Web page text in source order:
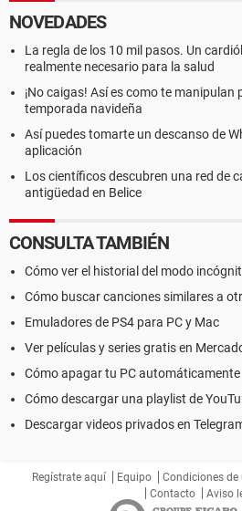
NOVEDADES
La regla de los 10 mil pasos. Un
realmente necesario para la salud
¡No caigas! Así es como te manipulan
temporada navideña
Así puedes tomarte un descanso de
aplicación
Los científicos descubren una red de
antigüedad en Belice
CONSULTA TAMBIÉN
Cómo ver el historial del modo
Cómo buscar canciones similares a
Emuladores de PS4 para PC y Mac
Ver películas y series gratis en
Cómo apagar tu PC automáticamente
Cómo descargar una playlist de
Descargar videos privados en
Regístrate aquí Equipo Condiciones de
Contacto
Aviso